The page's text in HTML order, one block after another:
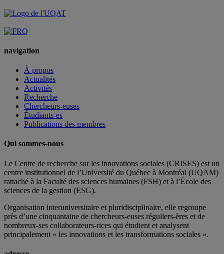
navigation
À propos
Actualités
Activités
Recherche
Chercheurs-euses
Étudiants-es
Publications des membres
Qui sommes-nous
Le Centre de recherche sur les innovations sociales (CRISES) est un
centre institutionnel de l’Université du Québec à Montréal (UQAM)
rattaché à la Faculté des sciences humaines (FSH) et à l’École des
sciences de la gestion (ESG).
Organisation interuniversitaire et pluridisciplinaire, elle regroupe
près d’une cinquantaine de chercheurs-euses réguliers-ères et de
nombreux-ses collaborateurs-rices qui étudient et analysent
principalement « les innovations et les transformations sociales ».